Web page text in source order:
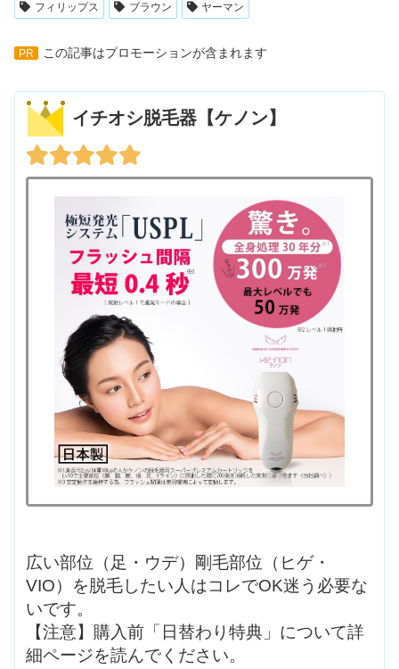
フィリップス ブラウン ヤーマン
PR この記事はプロモーションが含まれます
イチオシ脱毛器【ケノン】
広い部位（足・ウデ）剛毛部位（ヒゲ・
VIO）を脱毛したい人はコレでOK迷う必要な
いです。
【注意】購入前「日替わり特典」について詳
細ページを読んでください。